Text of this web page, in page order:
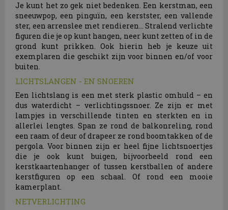
Je kunt het zo gek niet bedenken. Een kerstman, een
sneeuwpop, een pinguïn, een kerstster, een vallende
ster, een arrenslee met rendieren... Stralend verlichte
figuren die je op kunt hangen, neer kunt zetten of in de
grond kunt prikken. Ook hierin heb je keuze uit
exemplaren die geschikt zijn voor binnen en/of voor
buiten.
LICHTSLANGEN - EN SNOEREN
Een lichtslang is een met sterk plastic omhuld – en
dus waterdicht – verlichtingssnoer. Ze zijn er met
lampjes in verschillende tinten en sterkten en in
allerlei lengtes. Span ze rond de balkonreling, rond
een raam of deur of drapeer ze rond boomtakken of de
pergola. Voor binnen zijn er heel fijne lichtsnoertjes
die je ook kunt buigen, bijvoorbeeld rond een
kerstkaartenhanger of tussen kerstballen of andere
kerstfiguren op een schaal. Of rond een mooie
kamerplant.
NETVERLICHTING